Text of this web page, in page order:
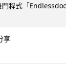
程式「
享